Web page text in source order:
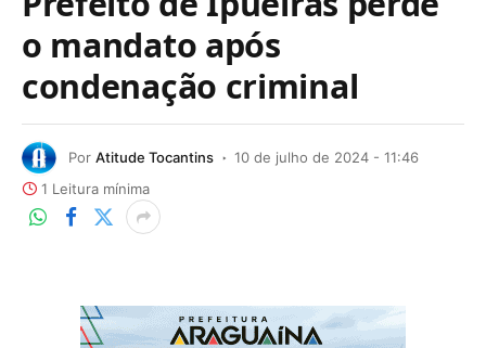
o mandato após
condenação criminal
Por Atitude Tocantins
10 de julho de 2024 - 11:46
1 Leitura mínima